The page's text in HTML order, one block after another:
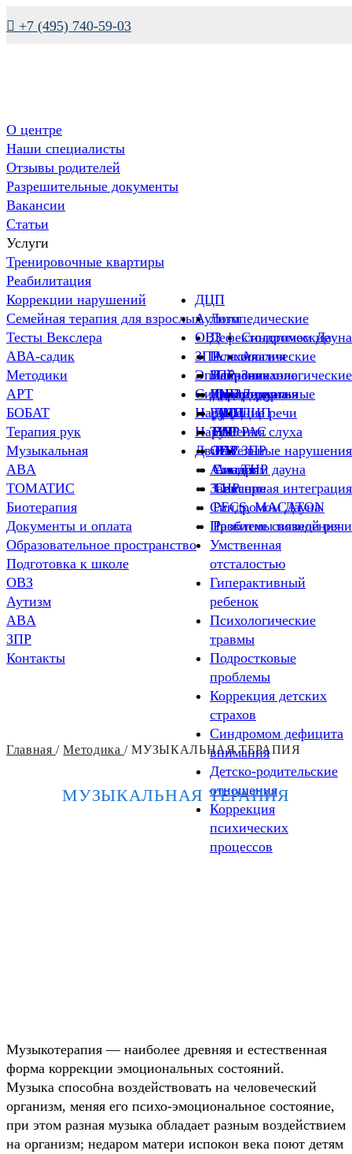
 +7 (495) 740-59-03
О центре
Наши специалисты
Отзывы родителей
Разрешительные документы
Вакансии
Статьи
Услуги
Тренировочные квартиры
Реабилитация
ДЦП
Аутизм
ОВЗ
ЗПР
Эпилепсия
Синдром дауна
Нарушение речи
Нарушения слуха
Двигательные нарушения
Коррекции нарушений
Логопедические
Синдромом Дауна
Алалия
Заикание
Дизартия
ДЦП
РАС
ЗПР
ТНР
Дефектологические
Алалия
Заикание
Дизартрия
ДЦП
РАС
ЗПР
Синдром дауна
ТНР
PECS, MACATON
Развитие связной речи
Психологические
ЗПР
ДЦП
РАС
ТНР
ОВЗ
Алалия
Заикание
Синдромом Дауна
Проблемы поведения
Умственная
отсталостью
Гиперактивный
ребенок
Психологические
травмы
Подростковые
проблемы
Коррекция детских
страхов
Синдромом дефицита
внимания
Детско-родительские
отношения
Коррекция
психических
процессов
Нейропсихологические
ОВЗ
ДЦП
ЗПР
РАС
Алалия
Сенсорная интеграция
Индивидуальные
Семейная терапия для взрослых
Тесты Векслера
АВА-садик
Методики
АРТ
БОБАТ
Терапия рук
Музыкальная
ABA
ТОМАТИС
Биотерапия
Документы и оплата
Образовательное пространство
Подготовка к школе
ОВЗ
Аутизм
ABA
ЗПР
Контакты
Главная/Методика/МУЗЫКАЛЬНАЯ ТЕРАПИЯ
МУЗЫКАЛЬНАЯ ТЕРАПИЯ
Музыкотерапия — наиболее древняя и естественная
форма коррекции эмоциональных состояний.
Музыка способна воздействовать на человеческий
организм, меняя его психо-эмоциональное состояние,
при этом разная музыка обладает разным воздействием
на организм; недаром матери испокон века поют детям